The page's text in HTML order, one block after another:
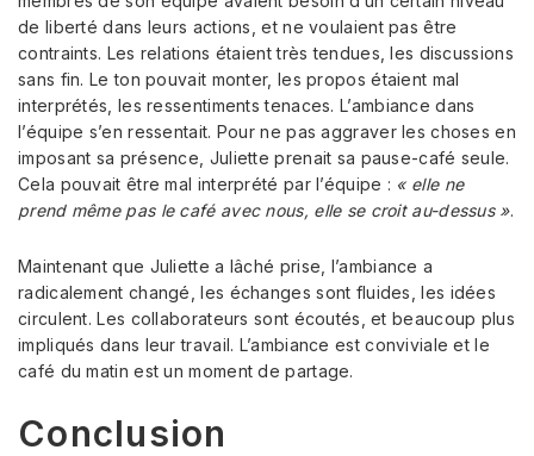
de liberté dans leurs actions, et ne voulaient pas être
contraints. Les relations étaient très tendues, les discussions
sans fin. Le ton pouvait monter, les propos étaient mal
interprétés, les ressentiments tenaces. L’ambiance dans
l’équipe s’en ressentait. Pour ne pas aggraver les choses en
imposant sa présence, Juliette prenait sa pause-café seule.
Cela pouvait être mal interprété par l’équipe : « elle ne
prend même pas le café avec nous, elle se croit au-dessus ».
Maintenant que Juliette a lâché prise, l’ambiance a
radicalement changé, les échanges sont fluides, les idées
circulent. Les collaborateurs sont écoutés, et beaucoup plus
impliqués dans leur travail. L’ambiance est conviviale et le
café du matin est un moment de partage.
Conclusion